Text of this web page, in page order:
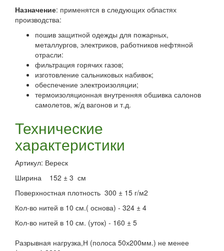
Назначение: применятся в следующих областях
производства:
пошив защитной одежды для пожарных,
металлургов, электриков, работников нефтяной
отрасли:
фильтрация горячих газов;
изготовление сальниковых набивок;
обеспечение электроизоляции;
термоизоляционная внутренняя обшивка салонов
самолетов, ж/д вагонов и т.д.
Технические
характеристики
Артикул: Вереск
Ширина 152 ± 3 см
Поверхностная плотность 300 ± 15 г/м2
Кол-во нитей в 10 см.( основа) - 324 ± 4
Кол-во нитей в 10 см. (уток) - 160 ± 5
Разрывная нагрузка,Н (полоса 50х200мм.) не менее